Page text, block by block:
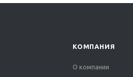
КОМПАНИЯ
О компании